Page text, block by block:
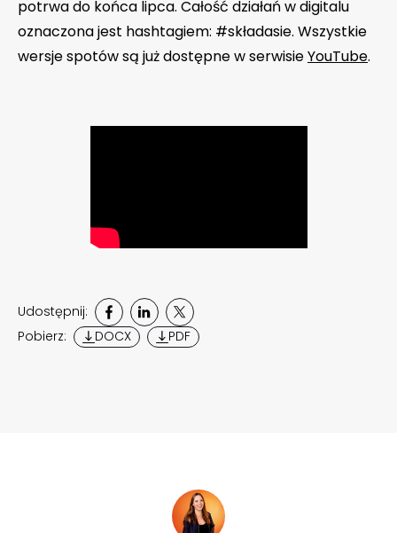
potrwa do końca lipca. Całość działań w digitalu
oznaczona jest hashtagiem: #składasie. Wszystkie
wersje spotów są już dostępne w serwisieYouTube.
Udostępnij:
Pobierz:
DOCX PDF